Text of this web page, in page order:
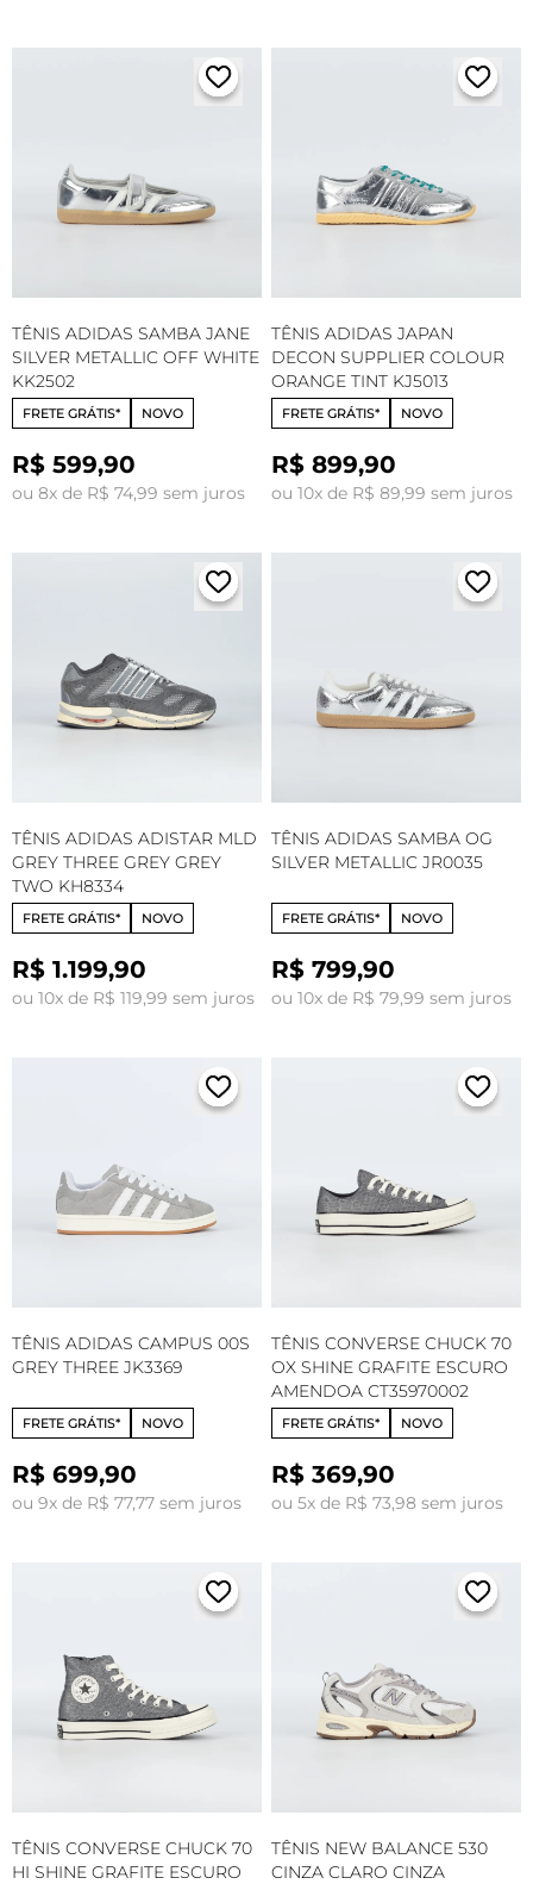
TÊNIS ADIDAS SAMBA JANE
SILVER METALLIC OFF WHITE
KK2502
FRETE GRÁTIS* NOVO
R$ 599,90
ou 8x de R$ 74,99 sem juros
TÊNIS ADIDAS JAPAN
DECON SUPPLIER COLOUR
ORANGE TINT KJ5013
FRETE GRÁTIS* NOVO
R$ 899,90
ou 10x de R$ 89,99 sem juros
TÊNIS ADIDAS ADISTAR MLD
GREY THREE GREY GREY
TWO KH8334
FRETE GRÁTIS* NOVO
R$ 1.199,90
ou 10x de R$ 119,99 sem juros
TÊNIS ADIDAS SAMBA OG
SILVER METALLIC JR0035
FRETE GRÁTIS* NOVO
R$ 799,90
ou 10x de R$ 79,99 sem juros
TÊNIS ADIDAS CAMPUS 00S
GREY THREE JK3369
FRETE GRÁTIS* NOVO
R$ 699,90
ou 9x de R$ 77,77 sem juros
TÊNIS CONVERSE CHUCK 70
OX SHINE GRAFITE ESCURO
AMENDOA CT35970002
FRETE GRÁTIS* NOVO
R$ 369,90
ou 5x de R$ 73,98 sem juros
TÊNIS CONVERSE CHUCK 70
HI SHINE GRAFITE ESCURO
TÊNIS NEW BALANCE 530
CINZA CLARO CINZA